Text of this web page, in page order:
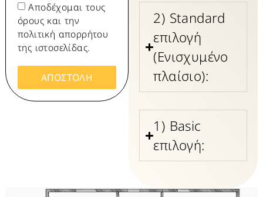
Αποδέχομαι τους
όρους και την
πολιτική απορρήτου
της ιστοσελίδας.
ΑΠΟΣΤΟΛΗ
2) Standard
επιλογή
(Ενισχυμένο
πλαίσιο):
1) Basic
επιλογή: